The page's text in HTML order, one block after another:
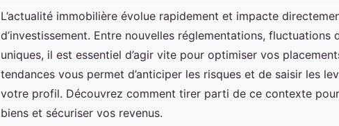
L’actualité immobilière évolue rapidement et impacte
d’investissement. Entre nouvelles réglementations,
uniques, il est essentiel d’agir vite pour optimiser vos
tendances vous permet d’anticiper les risques et de saisir les
votre profil. Découvrez comment tirer parti de ce contexte
biens et sécuriser vos revenus.